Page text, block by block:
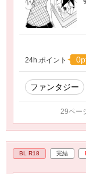
24h.ポイント
ファンタジー
29ペー
BL R18 完結